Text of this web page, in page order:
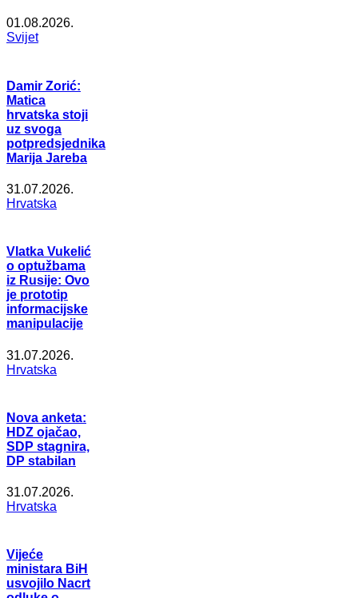
01.08.2026.
Svijet
Damir Zorić:
Matica
hrvatska stoji
uz svoga
potpredsjednika
Marija Jareba
31.07.2026.
Hrvatska
Vlatka Vukelić
o optužbama
iz Rusije: Ovo
je prototip
informacijske
manipulacije
31.07.2026.
Hrvatska
Nova anketa:
HDZ ojačao,
SDP stagnira,
DP stabilan
31.07.2026.
Hrvatska
Vijeće
ministara BiH
usvojilo Nacrt